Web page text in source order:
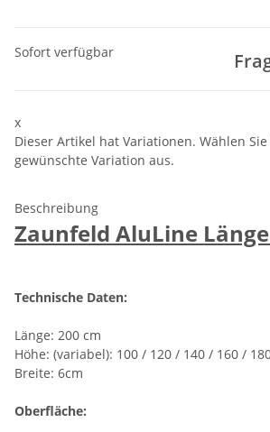
Sofort verfügbar
x
Dieser Artikel hat Variationen. Wählen
gewünschte Variation aus.
Beschreibung
Zaunfeld AluLine
Technische Daten:
Länge: 200 cm
Höhe: (variabel): 100 / 120 / 140 / 160 /
Breite: 6cm
Oberfläche: